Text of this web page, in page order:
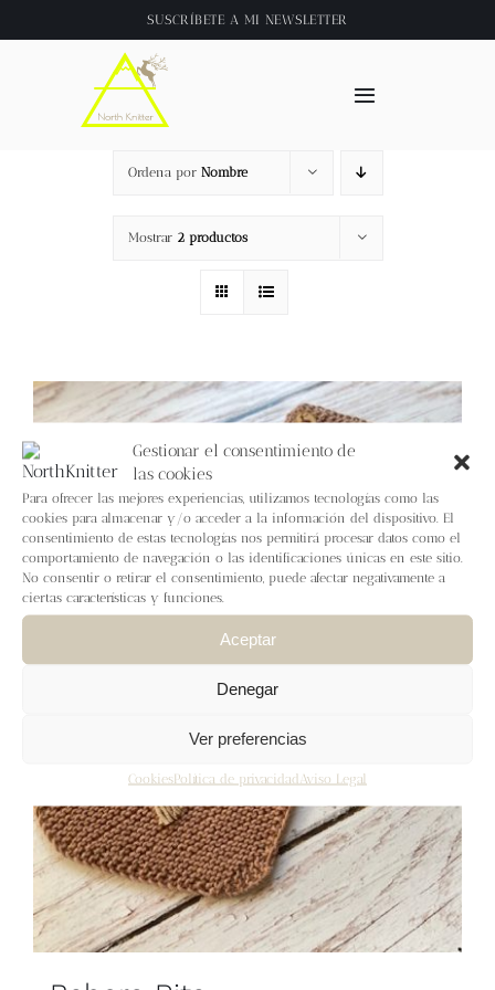
Gestionar el consentimiento de
las cookies
Para ofrecer las mejores experiencias, utilizamos tecnologías como las
cookies para almacenar y/o acceder a la información del dispositivo. El
consentimiento de estas tecnologías nos permitirá procesar datos como el
comportamiento de navegación o las identificaciones únicas en este sitio.
No consentir o retirar el consentimiento, puede afectar negativamente a
ciertas características y funciones.
Aceptar
Denegar
Ver preferencias
CookiesPolítica de privacidad Aviso Legal
al
SUSCRÍBETE A MI NEWSLETTER
Toggle
Inicio
About
Tienda
Blog
Contacto
Newsletter
Carrito
Mi cuenta
Ordena por Nombre
Mostrar 2 productos